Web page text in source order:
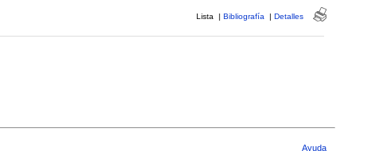
Lista | Bibliografía | Detalles
Ayuda